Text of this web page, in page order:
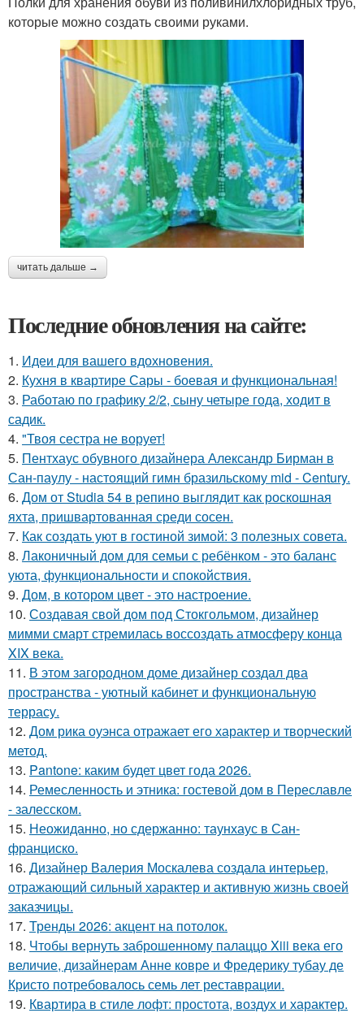
которые можно создать своими руками.
читать дальше →
Последние обновления на сайте:
1. Идеи для вашего вдохновения.
2. Кухня в квартире Сары - боевая и функциональная!
3. Работаю по графику 2/2, сыну четыре года, ходит в
садик.
4. "Твоя сестра не ворует!
5. Пентхаус обувного дизайнера Александр Бирман в
Сан-паулу - настоящий гимн бразильскому mid - Century.
6. Дом от Studia 54 в репино выглядит как роскошная
яхта, пришвартованная среди сосен.
7. Как создать уют в гостиной зимой: 3 полезных совета.
8. Лаконичный дом для семьи с ребёнком - это баланс
уюта, функциональности и спокойствия.
9. Дом, в котором цвет - это настроение.
10. Создавая свой дом под Стокгольмом, дизайнер
мимми смарт стремилась воссоздать атмосферу конца
XIX века.
11. В этом загородном доме дизайнер создал два
пространства - уютный кабинет и функциональную
террасу.
12. Дом рика оуэнса отражает его характер и творческий
метод.
13. Pantone: каким будет цвет года 2026.
14. Ремесленность и этника: гостевой дом в Переславле
- залесском.
15. Неожиданно, но сдержанно: таунхаус в Сан-
франциско.
16. Дизайнер Валерия Москалева создала интерьер,
отражающий сильный характер и активную жизнь своей
заказчицы.
17. Тренды 2026: акцент на потолок.
18. Чтобы вернуть заброшенному палаццо Xiii века его
величие, дизайнерам Анне ковре и Фредерику тубау де
Кристо потребовалось семь лет реставрации.
19. Квартира в стиле лофт: простота, воздух и характер.